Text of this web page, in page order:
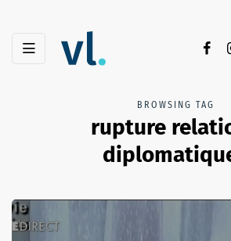
BROWSING TAG
rupture